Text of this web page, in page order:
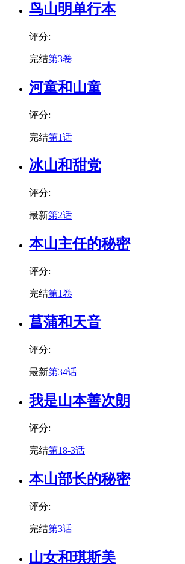
鸟山明单行本
评分:
完结第3卷
河童和山童
评分:
完结第1话
冰山和甜党
评分:
最新第2话
本山主任的秘密
评分:
完结第1卷
菖蒲和天音
评分:
最新第34话
我是山本善次朗
评分:
完结第18-3话
本山部长的秘密
评分:
完结第3话
山女和琪斯美